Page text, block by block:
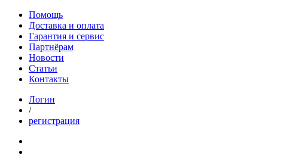
Помощь
Доставка и оплата
Гарантия и сервис
Партнёрам
Новости
Статьи
Контакты
Логин
/
регистрация